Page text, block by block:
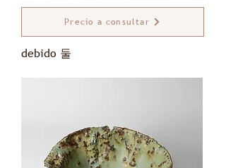
Precio a consultar
debido 둘